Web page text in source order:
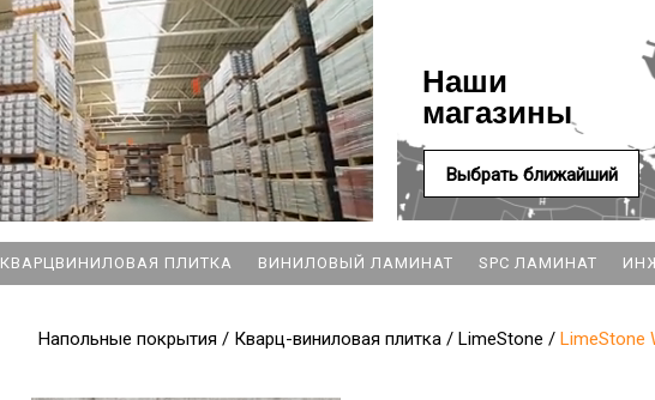
Наши
магазины
Выбрать ближайший
КВАРЦВИНИЛОВАЯ ПЛИТКА ВИНИЛОВЫЙ ЛАМИНАТ SPC ЛАМИНАТ
Напольные покрытия / Кварц-виниловая плитка / LimeStone / LimeStone